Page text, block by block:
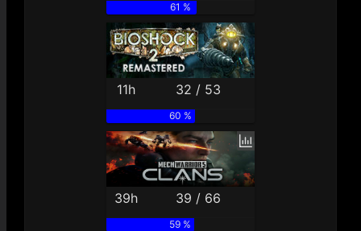
61 %
11h 32 / 53
60 %
39h 39 / 66
59 %